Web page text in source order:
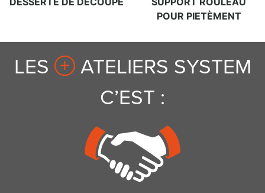
POUR PIETÈMENT
LES
ATELIERS SYSTEM
C’EST :